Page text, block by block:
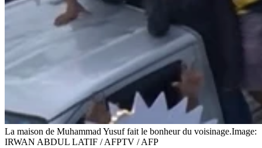
La maison de Muhammad Yusuf fait le bonheur du voisinage.Image:
IRWAN ABDUL LATIF / AFPTV / AFP